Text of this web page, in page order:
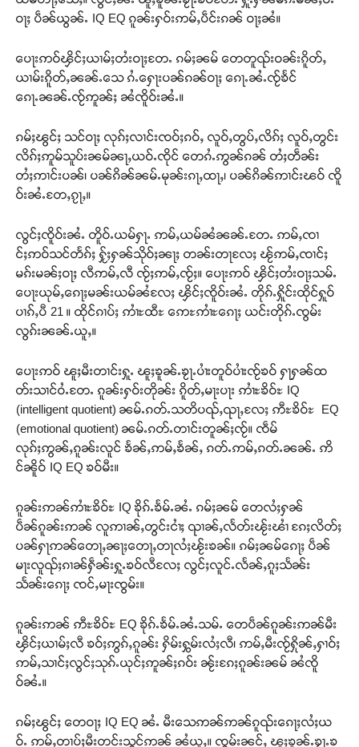
ဝႃႈ ပဵၼ်ယွၼ်ႉ IQ EQ ၵူၼ်းႁဝ်းဢမ်ႇပဵင်းၵၼ် ဝႃႈၼႆ။
ပေႃးဢဝ်ၾိင်ႈယၢမ်ႈတႆးဝႃႈတႄႉ ၵမ်ႈၼမ် တေတူၺ်းဝၼ်းၵိူတ်ႇ
ယၢမ်းၵိူတ်ႇၼၼ်ႉသေ ၵႆႉႁေႃးပၼ်ၵၼ်ဝႃႈ ၵေႃႉၼႆႉၸႂ်ၶႅင်
ၵေႃႉၼၼ်ႉၸႂ်ဢူၼ်ႈ ၼႆၸိူဝ်းၼႆႉ။
ၵမ်ႈၽွင်ႈ သင်ဝႃႈ လုၵ်ႈလၢင်းၸဝ်ႈၵဝ်ႇ လူဝ်ႇတွပ်ႇလိၵ်ႈ လူဝ်ႇတွင်း
လိၵ်ႈဢူမ်သူပ်းၼမ်ၼႃႇယဝ်ႉၸိုင် တေၵႆႉဢွၼ်ၵၼ် တႆႈတဵၼ်း
တႆႈဢၢင်းပၼ်၊ ပၼ်ၵိၼ်ၼမ်ႉမုၼ်းၵႃႇထႃႇ၊ ပၼ်ၵိၼ်ဢၢင်းၽဝ် ၸိူ
ဝ်းၼႆႉတႄႇၵႂႃႇ။
လွင်ႈၸိူဝ်းၼႆႉ တိူဝ်ႉယမ်ႁႃႉ ဢမ်ႇယမ်ၼႆၼၼ်ႉတႄႉ ဢမ်ႇၸၢ
င်ႈဢဝ်သင်တႅၵ်ႈ ႁႂ်ႈႁၼ်သိုဝ်ႈၼႃႈ တၼ်းတႃလႄႈ ၽႂ်ဢမ်ႇၸၢင်ႈ
မၵ်းမၼ်ႈဝႃႈ လီဢမ်ႇလီ ၸႂ်ႈဢမ်ႇၸႂ်ႈ။ ပေႃးဢဝ် ၾိင်ႈတႆးဝႃႈသမ်ႉ
ပေႃးယုမ်ႇၵေႃႈမၼ်းယမ်ၼႆလႄႈ ၾိင်ႈၸိူဝ်းၼႆႉ တိုၵ်ႉႁိူင်းထိုင်ႁူဝ်
ပၢၵ်ႇပီ 21 ။ ထိုင်ၵၢပ်ႈ ဢၢႆႊထီႊ ဢေႊဢၢႆႊၵေႃႈ ယင်းတိုၵ်ႉၸွမ်း
လွၵ်းၼၼ်ႉယူႇ။
ပေႃးဢဝ် ၽူႈမီးတၢင်းႁူႉ ၽူႈၶူၼ်ႉၶႂႃႉပၢႆးတူဝ်ပၢႆးၸႂ်ၶဝ် ႁႃႁၼ်ထ
တ်းသၢင်ဝႆႉတႄႉ ၵူၼ်းႁဝ်းတိုၼ်း ၵိူတ်ႇမႃးပႃး ဢၢႆႊၶိဝ်ႊ IQ
(intelligent quotient) ၼမ်ႉၵတ်ႉသတိပၺ်ႇၺႃႇလႄႈ ဢီႊၶိဝ်ႊ EQ
(emotional quotient) ၼမ်ႉၵတ်ႉတၢင်းတူၼ်ႈၸႂ်။ ၸဵမ်
လုၵ်ႈဢွၼ်ႇၵူၼ်းလူင် ၶႅၼ်ႇဢမ်ႇၶႅၼ်ႇ ၵတ်ႉဢမ်ႇၵတ်ႉၼၼ်ႉ ဢိ
င်ၼိူဝ် IQ EQ ၶဝ်မီး။
ၵူၼ်းဢၼ်ဢၢႆႊၶိဝ်ႊ IQ ၶိုၵ်ႉၶႅမ်ႉၼႆႉ ၵမ်ႈၼမ် တေလႆႈႁၼ်
ပဵၼ်ၵူၼ်းဢၼ် လူဢၢၼ်ႇတွင်းငၢႆႈ ၺၢၼ်ႇလႅတ်းၽႂ်းၽၢႆ ၵႄႈလိတ်ႈ
ပၼ်ႁႃဢၼ်တေႃႇၼႃႈတေႃႇတႃလႆႈၽႂ်းၶၼ်။ ၵမ်ႈၼမ်ၵေႃႈ ပဵၼ်
မႃးလူၺ်ႈၵၢၼ်ႁဵၼ်းႁူႉၶဝ်လီလႄႈ လွင်ႈလူင်ႉလႅၼ်ႇၵူႈသႅၼ်း
သႅၼ်းၵေႃႈ ၸင်ႇမႃးၸွမ်း။
ၵူၼ်းဢၼ် ဢီႊၶိဝ်ႊ EQ ၶိုၵ်ႉၶႅမ်ႉၼႆႉသမ်ႉ တေပဵၼ်ၵူၼ်းဢၼ်မီး
ၾိင်ႈယၢမ်ႈလီ ၶဝ်ႈဢွၵ်ႇၵူၼ်း ႁိမ်းႁွမ်းလႆႈလီ၊ ဢမ်ႇမီးၸႂ်ႁိုၼ်ႇႁၢဝ်ႈ
ဢမ်ႇသၢင်ႈလွင်ႈသုၵ်ႉယုင်ႈဢူၼ်ႈၵဝ်း ၼႂ်းၵႄႈၵူၼ်းၼမ် ၼႆၸိူ
ဝ်ၼႆႉ။
ၵမ်ႈၽွင်ႈ တေဝႃႈ IQ EQ ၼႆႉ မီးသေဢၼ်ဢၼ်ၵူၺ်းၵေႃႈလႆႈယ
ဝ်ႉ ဢမ်ႇတၢပ်ႈမီးတင်းသွင်ဢၼ် ၼႆယူႇ။ ၸွမ်းၼင်ႇ ၽူႈၶူၼ်ႉၶႂႃႉၶ